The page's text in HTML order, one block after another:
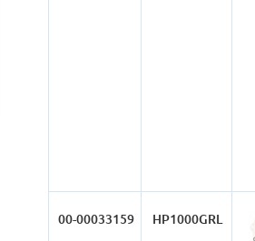
00-00033159 HP1000GRL